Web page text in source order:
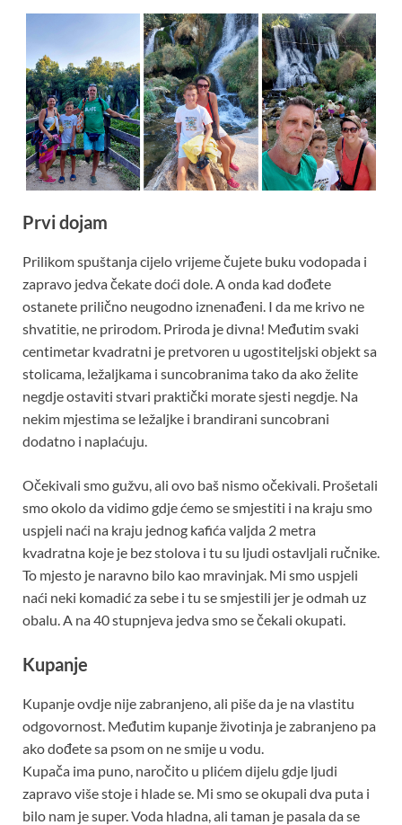
Prvi dojam
Prilikom spuštanja cijelo vrijeme čujete buku vodopada i
zapravo jedva čekate doći dole. A onda kad dođete
ostanete prilično neugodno iznenađeni. I da me krivo ne
shvatitie, ne prirodom. Priroda je divna! Međutim svaki
centimetar kvadratni je pretvoren u ugostiteljski objekt sa
stolicama, ležaljkama i suncobranima tako da ako želite
negdje ostaviti stvari praktički morate sjesti negdje. Na
nekim mjestima se ležaljke i brandirani suncobrani
dodatno i naplaćuju.
Očekivali smo gužvu, ali ovo baš nismo očekivali. Prošetali
smo okolo da vidimo gdje ćemo se smjestiti i na kraju smo
uspjeli naći na kraju jednog kafića valjda 2 metra
kvadratna koje je bez stolova i tu su ljudi ostavljali ručnike.
To mjesto je naravno bilo kao mravinjak. Mi smo uspjeli
naći neki komadić za sebe i tu se smjestili jer je odmah uz
obalu. A na 40 stupnjeva jedva smo se čekali okupati.
Kupanje
Kupanje ovdje nije zabranjeno, ali piše da je na vlastitu
odgovornost. Međutim kupanje životinja je zabranjeno pa
ako dođete sa psom on ne smije u vodu.
Kupača ima puno, naročito u plićem dijelu gdje ljudi
zapravo više stoje i hlade se. Mi smo se okupali dva puta i
bilo nam je super. Voda hladna, ali taman je pasala da se